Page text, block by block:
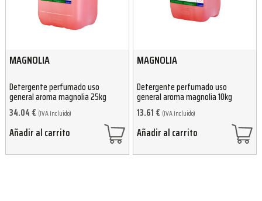
MAGNOLIA
Detergente perfumado uso
general aroma magnolia 25kg
34.04 € (IVA Incluido)
Añadir al carrito
MAGNOLIA
Detergente perfumado uso
general aroma magnolia 10kg
13.61 € (IVA Incluido)
Añadir al carrito